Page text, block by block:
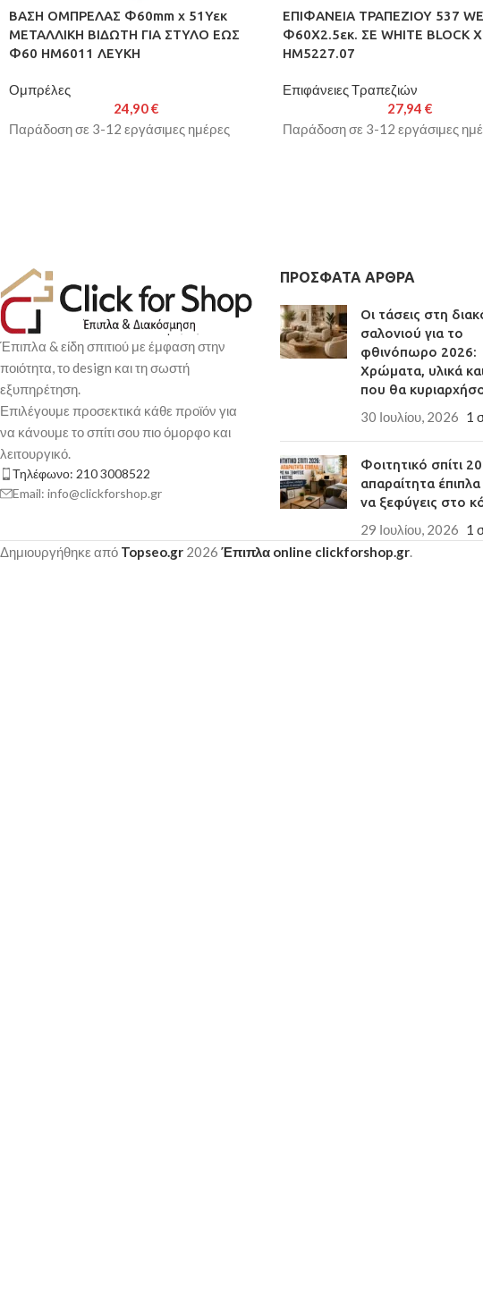
ΒΑΣΗ ΟΜΠΡΕΛΑΣ Φ60mm x 51Υεκ
ΜΕΤΑΛΛΙΚΗ ΒΙΔΩΤΗ ΓΙΑ ΣΤΥΛΟ ΕΩΣ
Φ60 HM6011 ΛΕΥΚΗ
Ομπρέλες
24,90€
Παράδοση σε 3-12 εργάσιμες ημέρες
ΕΠΙΦΑΝΕΙΑ ΤΡΑΠΕΖΙΟΥ 537
Φ60Χ2.5εκ. ΣΕ WHITE BLOCK
HM5227.07
Επιφάνειες Τραπεζιών
27,94 €
Παράδοση σε 3-12 εργάσιμες
Έπιπλα & είδη σπιτιού με έμφαση στην
ποιότητα, το design και τη σωστή
εξυπηρέτηση.
Επιλέγουμε προσεκτικά κάθε προϊόν για
να κάνουμε το σπίτι σου πιο όμορφο και
λειτουργικό.
Τηλέφωνο: 210 3008522
Email: info@clickforshop.gr
ΠΡΌΣΦΑΤΑ ΆΡΘΡΑ
Οι τάσεις στη
σαλονιού για το
φθινόπωρο 2026:
Χρώματα, υλικά
που θα
30 Ιουλίου, 2026 1
Φοιτητικό σπίτι
απαραίτητα
να ξεφύγεις στο
29 Ιουλίου, 2026 1
Δημιουργήθηκε από Topseo.gr 2026 Έπιπλα online clickforshop.gr.